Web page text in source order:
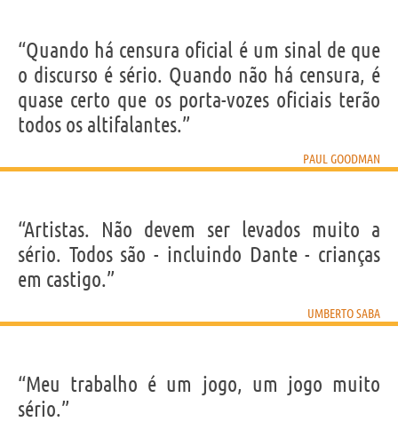
“Quando há censura oficial é um sinal de que
o discurso é sério. Quando não há censura, é
quase certo que os porta-vozes oficiais terão
todos os altifalantes.”
PAUL GOODMAN
“Artistas. Não devem ser levados muito a
sério. Todos são - incluindo Dante - crianças
em castigo.”
UMBERTO SABA
“Meu trabalho é um jogo, um jogo muito
sério.”